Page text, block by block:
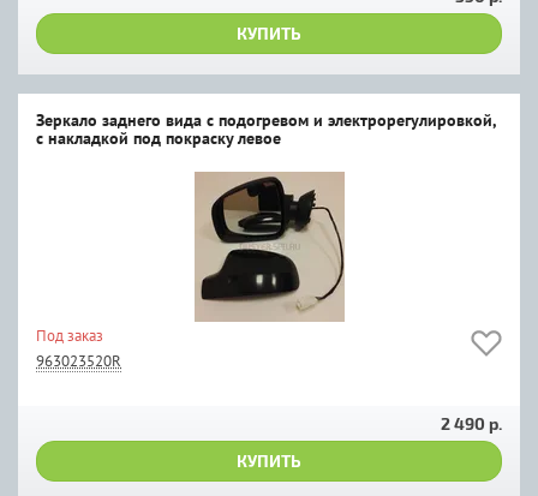
КУПИТЬ
Зеркало заднего вида с подогревом и электрорегулировкой,
с накладкой под покраску левое
Под заказ
963023520R
2 490 р.
КУПИТЬ